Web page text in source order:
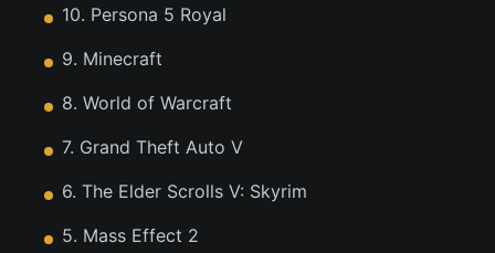
10. Persona 5 Royal
9. Minecraft
8. World of Warcraft
7. Grand Theft Auto V
6. The Elder Scrolls V: Skyrim
5. Mass Effect 2